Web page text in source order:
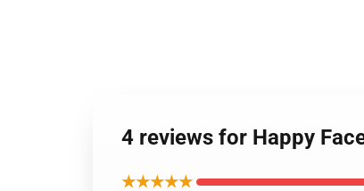
4 reviews for Happy
★★★★★